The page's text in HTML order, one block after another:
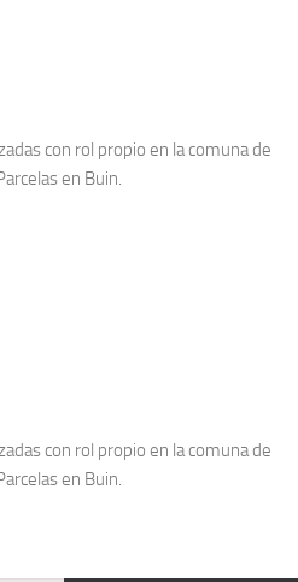
con rol propio en la comuna de
en Buin.
con rol propio en la comuna de
en Buin.